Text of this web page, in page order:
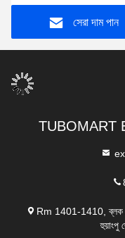
সেরা দাম পান
TUBOMART
Rm 1401-1410, ব্লক
হুয়াংপু